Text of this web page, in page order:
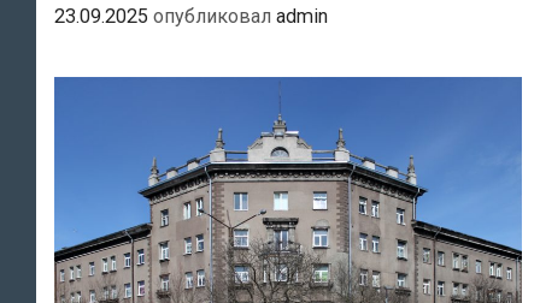
23.09.2025 опубликовал admin